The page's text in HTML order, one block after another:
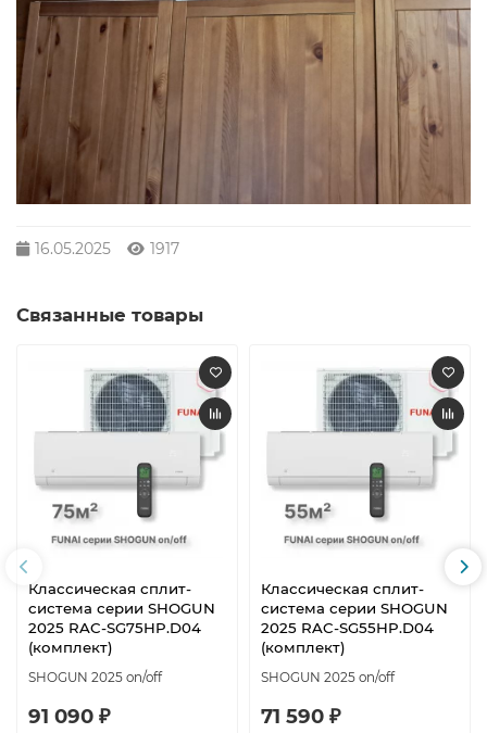
16.05.2025 1917
Связанные товары
Классическая сплит-
система серии SHOGUN
2025 RAC-SG75HP.D04
(комплект)
SHOGUN 2025 on/off
91 090 ₽
Классическая сплит-
система серии SHOGUN
2025 RAC-SG55HP.D04
(комплект)
SHOGUN 2025 on/off
71 590 ₽